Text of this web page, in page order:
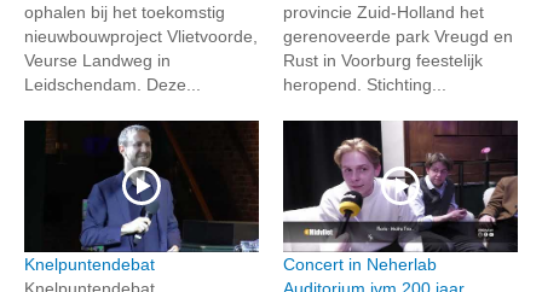
ophalen bij het toekomstig
nieuwbouwproject Vlietvoorde,
Veurse Landweg in
Leidschendam. Deze...
provincie Zuid-Holland het
gerenoveerde park Vreugd en
Rust in Voorburg feestelijk
heropend. Stichting...
Knelpuntendebat
Knelpuntendebat
Concert in Neherlab
Auditorium ivm 200 jaar